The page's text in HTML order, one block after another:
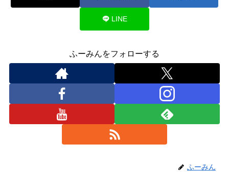
LINE
ふーみんをフォローする
ふーみん